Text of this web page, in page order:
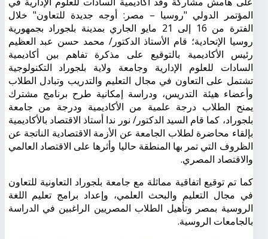
المؤتمر الدولي "روسيا – مصر: أوجه جديدة للتعاون" خلال
الفترة من 16 إلى 21 مايو الجاري بمدينة بلجوراد بجمهورية
روسيا الإتحادية؛ قام الأستاذ الدكتور/ محمد حسن عبد العظيم
رئيس الأكاديمية بالتوقيع على مذكرة تفاهم بين أكاديمية
السادات للعلوم الإدارية وجامعة ولاية بلجوراد التكنولوجية
تشتمل على التعاون في مجال التعليم والتدريب وتبادل الطلاب
وأعضاء هيئة التدريس، ودراسة إمكانية طرح برنامج مشترك
يمنح الطلاب درجة علمية من الأكاديمية ودرجة من جامعة
بلجوراد، كما قام السيد الدكتور/ نور ندا أستاذ الاقتصاد بالأكاديمية
بإلقاء محاضرة لطلاب الجامعة عن الأزمة الاقتصادية الناتجة عن
الظروف التي تمر بها المنطقة حاليا وأثرها على الاقتصاد العالمي
والاقتصاد المصري.
كما تم توقيع اتفاقية مماثلة مع جامعة بلجوراد التعاونية للتعاون
في مجال التعليم والبحث العلمي، وإعداد برامج تعليم اللغة
الروسية بمصر وتأهيل الطلاب المصريين الراغبين في الدراسة
بالجامعات الروسية.